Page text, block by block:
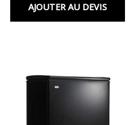
AJOUTER AU DEVIS